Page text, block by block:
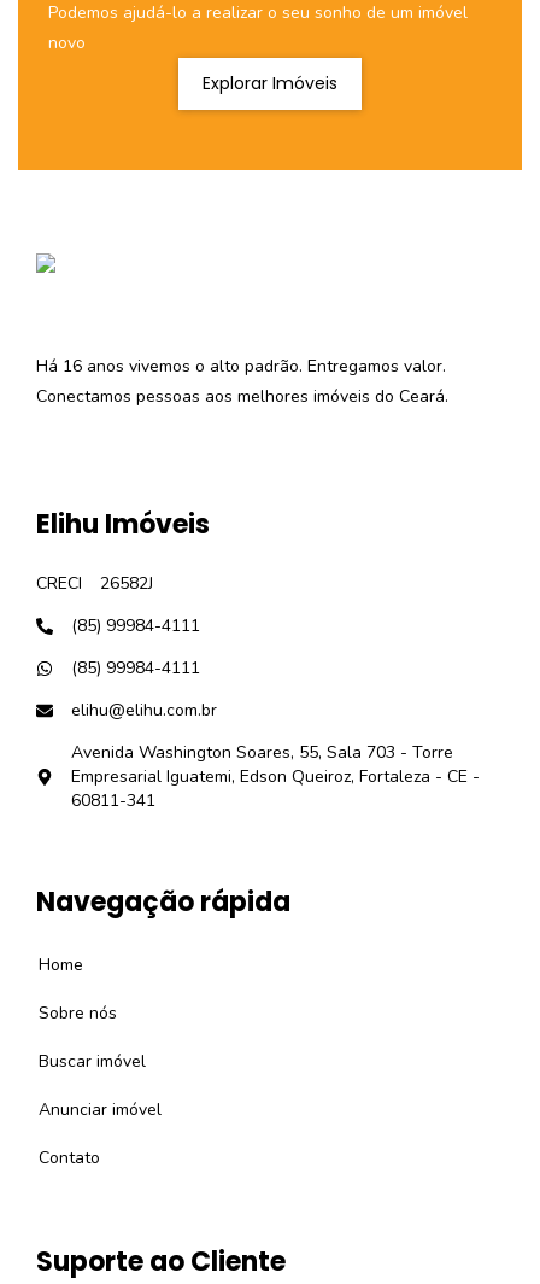
Podemos ajudá-lo a realizar o seu sonho de um imóvel
novo
Explorar Imóveis
Há 16 anos vivemos o alto padrão. Entregamos valor.
Conectamos pessoas aos melhores imóveis do Ceará.
Elihu Imóveis
CRECI
26582J
(85) 99984-4111
(85) 99984-4111
elihu@elihu.com.br
Avenida Washington Soares, 55, Sala 703 - Torre
Empresarial Iguatemi, Edson Queiroz, Fortaleza - CE -
60811-341
Navegação rápida
Home
Sobre nós
Buscar imóvel
Anunciar imóvel
Contato
Suporte ao Cliente